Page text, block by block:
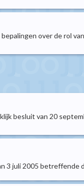
over de rol
besluit van 20
3 juli 2005 betreffende